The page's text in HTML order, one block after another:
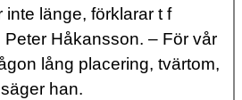
inte länge, förklarar t f
Håkansson. – För vår
lång placering, tvärtom,
säger han.